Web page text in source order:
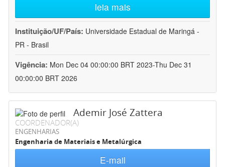
leia mais
Instituição/UF/País: Universidade Estadual de Maringá -
PR - Brasil
Vigência: Mon Dec 04 00:00:00 BRT 2023-Thu Dec 31
00:00:00 BRT 2026
Ademir José Zattera
COORDENADOR(A)
ENGENHARIAS
Engenharia de Materiais e Metalúrgica
E-mail